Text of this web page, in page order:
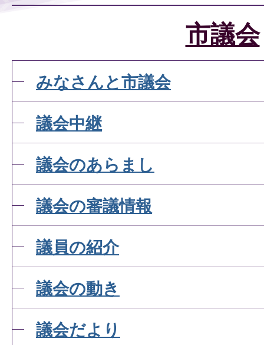
市議会
みなさんと市議会
議会中継
議会のあらまし
議会の審議情報
議員の紹介
議会の動き
議会だより